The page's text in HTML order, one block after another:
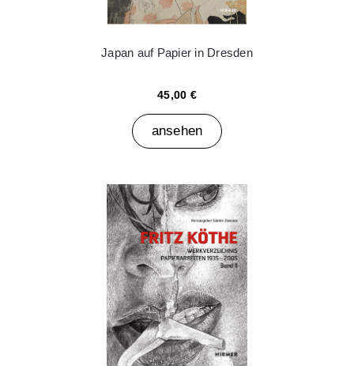
Japan auf Papier in Dresden
45,00 €
ansehen